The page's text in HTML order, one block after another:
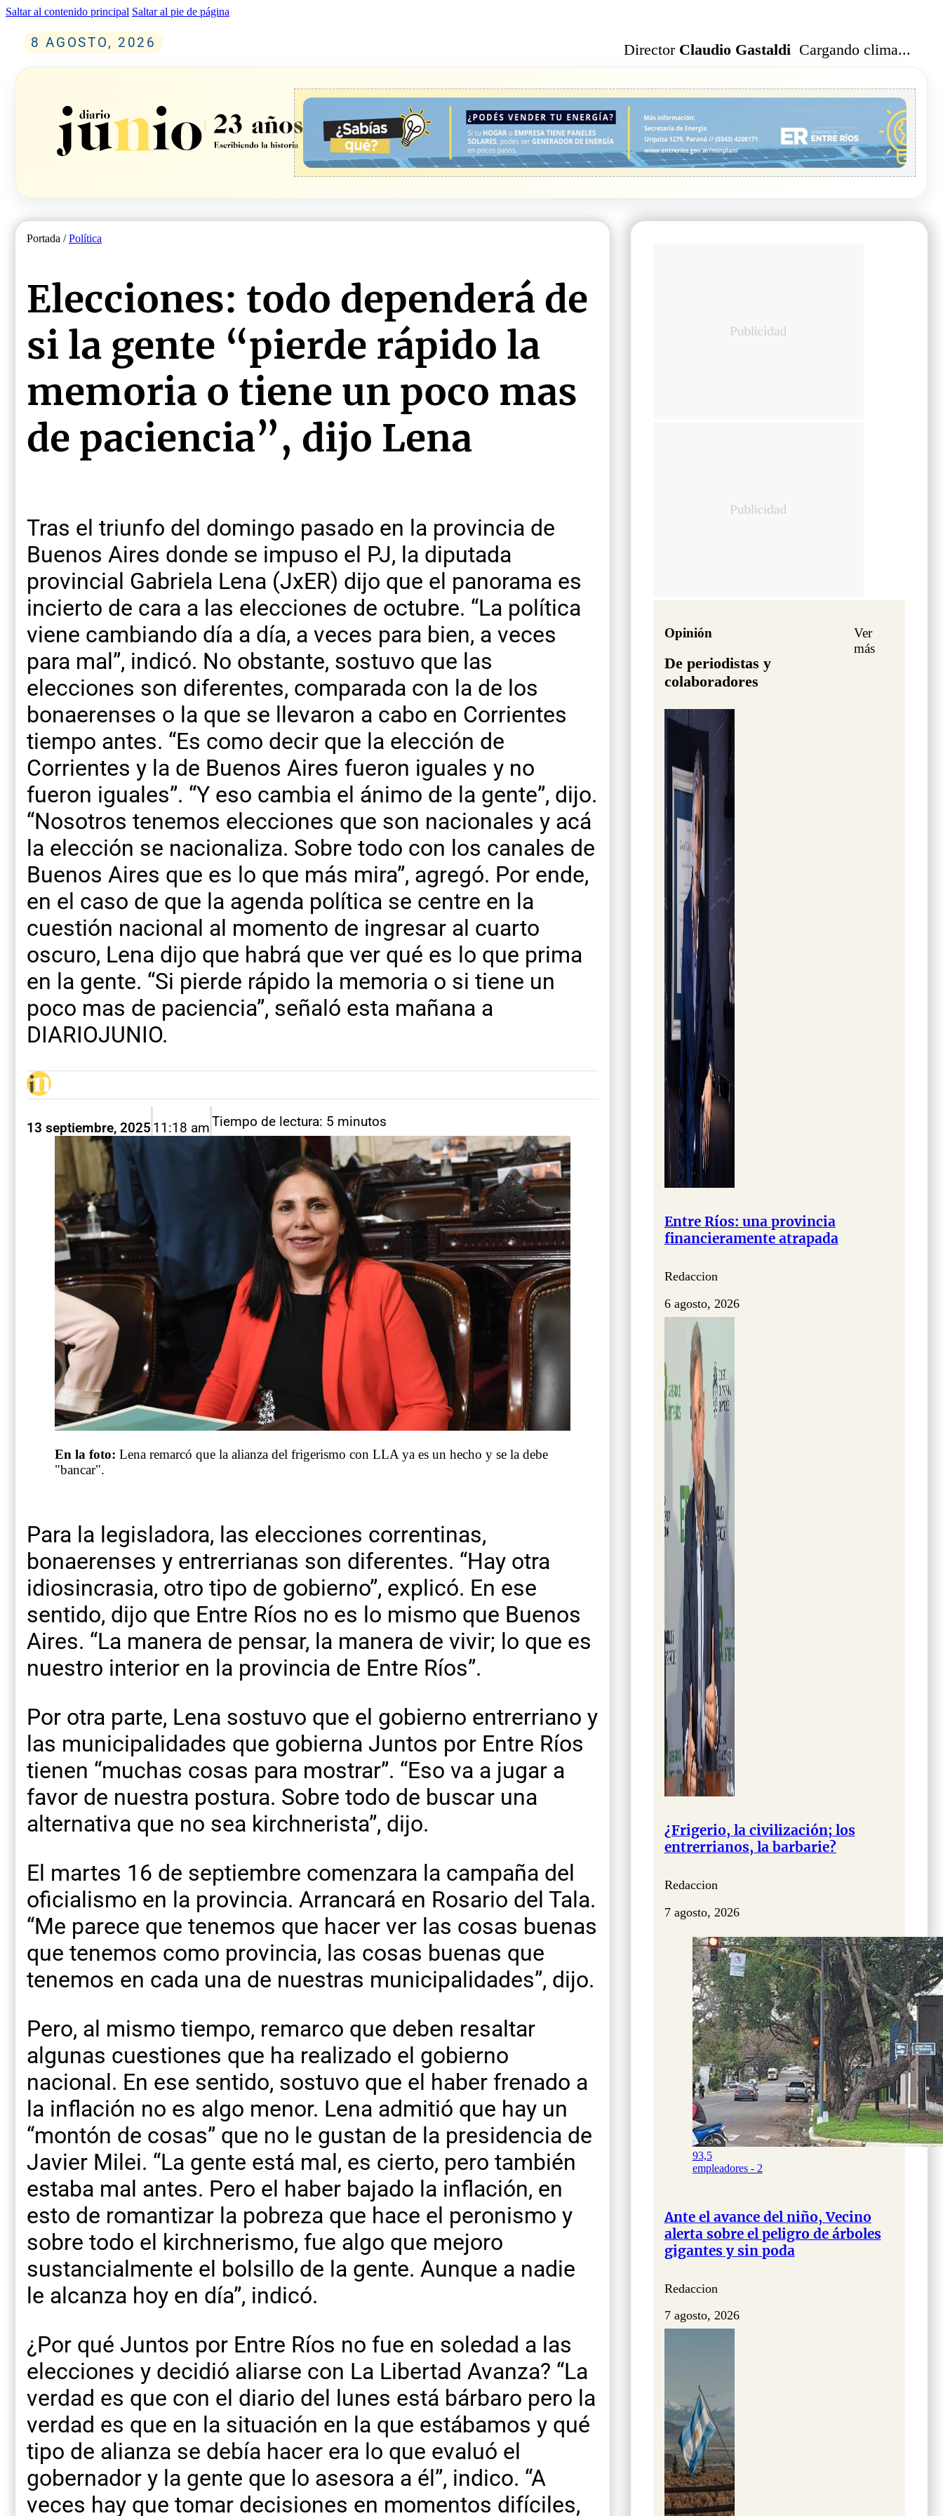
Saltar al contenido principal Saltar al pie de página
8 AGOSTO, 2026 Director Claudio Gastaldi Cargando clima...
Portada /Política
Elecciones: todo dependerá de
si la gente “pierde rápido la
memoria o tiene un poco mas
de paciencia”, dijo Lena
Tras el triunfo del domingo pasado en la provincia de
Buenos Aires donde se impuso el PJ, la diputada
provincial Gabriela Lena (JxER) dijo que el panorama es
incierto de cara a las elecciones de octubre. “La política
viene cambiando día a día, a veces para bien, a veces
para mal”, indicó. No obstante, sostuvo que las
elecciones son diferentes, comparada con la de los
bonaerenses o la que se llevaron a cabo en Corrientes
tiempo antes. “Es como decir que la elección de
Corrientes y la de Buenos Aires fueron iguales y no
fueron iguales”. “Y eso cambia el ánimo de la gente”, dijo.
“Nosotros tenemos elecciones que son nacionales y acá
la elección se nacionaliza. Sobre todo con los canales de
Buenos Aires que es lo que más mira”, agregó. Por ende,
en el caso de que la agenda política se centre en la
cuestión nacional al momento de ingresar al cuarto
oscuro, Lena dijo que habrá que ver qué es lo que prima
en la gente. “Si pierde rápido la memoria o si tiene un
poco mas de paciencia”, señaló esta mañana a
DIARIOJUNIO.
13 septiembre, 2025 11:18 amTiempo de lectura: 5 minutos
En la foto: Lena remarcó que la alianza del frigerismo con LLA ya es un hecho y se la debe
"bancar".
Para la legisladora, las elecciones correntinas,
bonaerenses y entrerrianas son diferentes. “Hay otra
idiosincrasia, otro tipo de gobierno”, explicó. En ese
sentido, dijo que Entre Ríos no es lo mismo que Buenos
Aires. “La manera de pensar, la manera de vivir; lo que es
nuestro interior en la provincia de Entre Ríos”.
Por otra parte, Lena sostuvo que el gobierno entrerriano y
las municipalidades que gobierna Juntos por Entre Ríos
tienen “muchas cosas para mostrar”. “Eso va a jugar a
favor de nuestra postura. Sobre todo de buscar una
alternativa que no sea kirchnerista”, dijo.
El martes 16 de septiembre comenzara la campaña del
oficialismo en la provincia. Arrancará en Rosario del Tala.
“Me parece que tenemos que hacer ver las cosas buenas
que tenemos como provincia, las cosas buenas que
tenemos en cada una de nuestras municipalidades”, dijo.
Pero, al mismo tiempo, remarco que deben resaltar
algunas cuestiones que ha realizado el gobierno
nacional. En ese sentido, sostuvo que el haber frenado a
la inflación no es algo menor. Lena admitió que hay un
“montón de cosas” que no le gustan de la presidencia de
Javier Milei. “La gente está mal, es cierto, pero también
estaba mal antes. Pero el haber bajado la inflación, en
esto de romantizar la pobreza que hace el peronismo y
sobre todo el kirchnerismo, fue algo que mejoro
sustancialmente el bolsillo de la gente. Aunque a nadie
le alcanza hoy en día”, indicó.
¿Por qué Juntos por Entre Ríos no fue en soledad a las
elecciones y decidió aliarse con La Libertad Avanza? “La
verdad es que con el diario del lunes está bárbaro pero la
verdad es que en la situación en la que estábamos y qué
tipo de alianza se debía hacer era lo que evaluó el
gobernador y la gente que lo asesora a él”, indico. “A
veces hay que tomar decisiones en momentos difíciles,
Opinión
De periodistas y
colaboradores
Ver
más
Entre Ríos: una provincia
financieramente atrapada
Redaccion
6 agosto, 2026
¿Frigerio, la civilización; los
entrerrianos, la barbarie?
Redaccion
7 agosto, 2026
93,5
empleadores - 2
Ante el avance del niño, Vecino
alerta sobre el peligro de árboles
gigantes y sin poda
Redaccion
7 agosto, 2026